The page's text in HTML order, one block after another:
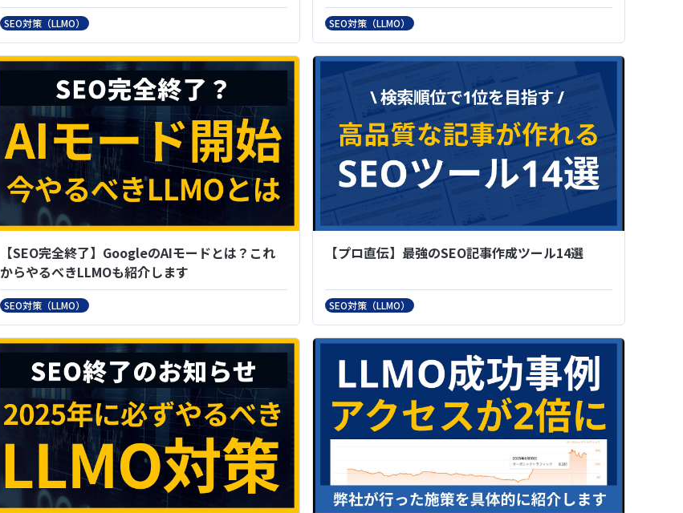
SEO対策（LLMO） SEO対策（LLMO）
【SEO完全終了】GoogleのAIモードとは？これ
からやるべきLLMOも紹介します
SEO対策（LLMO）
【プロ直伝】最強のSEO記事作成ツール14選
SEO対策（LLMO）